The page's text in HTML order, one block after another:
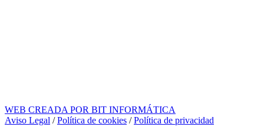
WEB CREADA POR BIT INFORMÁTICA
Aviso Legal /Política de cookies /Política de privacidad